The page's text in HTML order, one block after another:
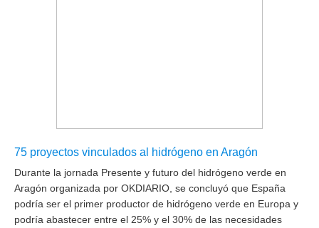
75 proyectos vinculados al hidrógeno en Aragón
Durante la jornada Presente y futuro del hidrógeno verde en
Aragón organizada por OKDIARIO, se concluyó que España
podría ser el primer productor de hidrógeno verde en Europa y
podría abastecer entre el 25% y el 30% de las necesidades